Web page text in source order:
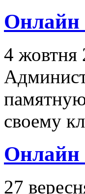
4 жовтня
своему
27